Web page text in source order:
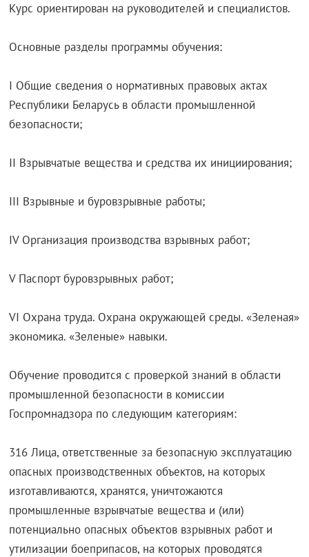
Курс ориентирован на руководителей и специалистов.
Основные разделы программы обучения:
I Общие сведения о нормативных правовых актах
Республики Беларусь в области промышленной
безопасности;
II Взрывчатые вещества и средства их инициирования;
III Взрывные и буровзрывные работы;
IV Организация производства взрывных работ;
V Паспорт буровзрывных работ;
VI Охрана труда. Охрана окружающей среды. «Зеленая»
экономика. «Зеленые» навыки.
Обучение проводится с проверкой знаний в области
промышленной безопасности в комиссии
Госпромнадзора по следующим категориям:
316 Лица, ответственные за безопасную эксплуатацию
опасных производственных объектов, на которых
изготавливаются, хранятся, уничтожаются
промышленные взрывчатые вещества и (или)
потенциально опасных объектов взрывных работ и
утилизации боеприпасов, на которых проводятся